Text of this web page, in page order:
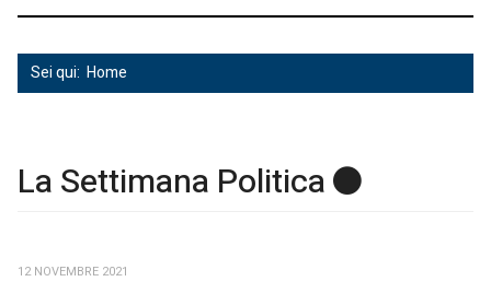
Sei qui: Home
La Settimana Politica
12 NOVEMBRE 2021